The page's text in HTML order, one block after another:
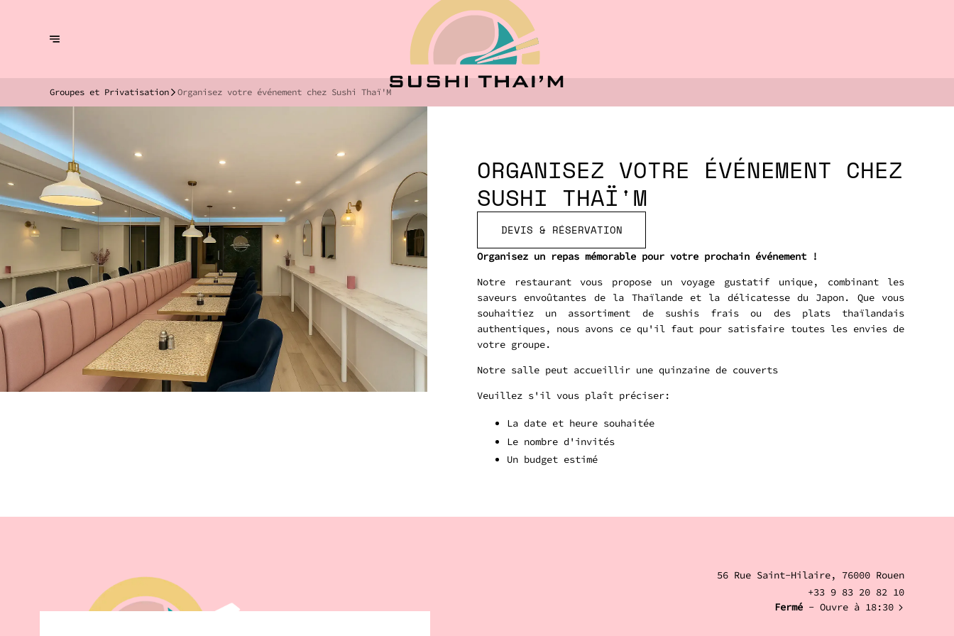
Groupes et Privatisation Organisez votre événement chez Sushi Thaï'M
ORGANISEZ VOTRE ÉVÉNEMENT CHEZ
SUSHI THAÏ'M
DEVIS & RÉSERVATION
Organisez un repas mémorable pour votre prochain événement !
Notre restaurant vous propose un voyage gustatif unique, combinant les
saveurs envoûtantes de la Thaïlande et la délicatesse du Japon. Que vous
souhaitiez un assortiment de sushis frais ou des plats thaïlandais
authentiques, nous avons ce qu'il faut pour satisfaire toutes les envies de
votre groupe.
Notre salle peut accueillir une quinzaine de couverts
Veuillez s'il vous plaît préciser:
La date et heure souhaitée
Le nombre d'invités
Un budget estimé
56 Rue Saint-Hilaire, 76000 Rouen
+33 9 83 20 82 10
Fermé - Ouvre à 18:30